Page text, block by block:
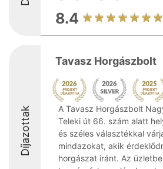
8.4
Díjazottak
Tavasz Horgászbolt
A Tavasz Horgászbolt
Teleki út 66. szám alatt
és széles választékkal
mindazokat, akik
horgászat iránt. Az